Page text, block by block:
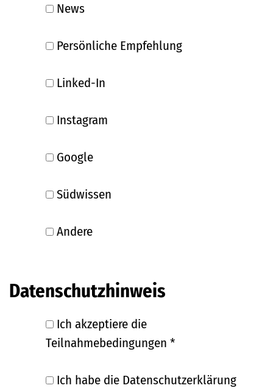
News
Persönliche Empfehlung
Linked-In
Instagram
Google
Südwissen
Andere
Datenschutzhinweis
Ich akzeptiere die
Teilnahmebedingungen *
Ich habe die Datenschutzerklärung